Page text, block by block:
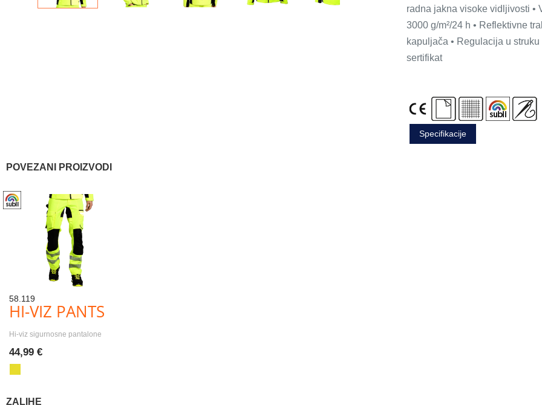
radna jakna visoke vidljivosti •
3000 g/m²/24 h • Reflektivne
kapuljača • Regulacija u
sertifikat
Specifikacije
POVEZANI PROIZVODI
58.119
HI-VIZ PANTS
Hi-viz sigurnosne pantalone
44,99 €
ZALIHE